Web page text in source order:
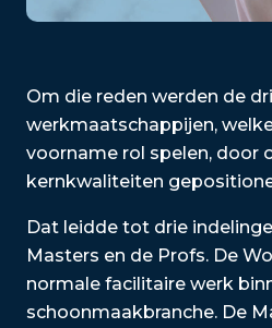
Om die reden werden de
werkmaatschappijen,
voorname rol spelen, door
kernkwaliteiten
Dat leidde tot drie
Masters en de Profs. De
normale facilitaire werk
schoonmaakbranche. De